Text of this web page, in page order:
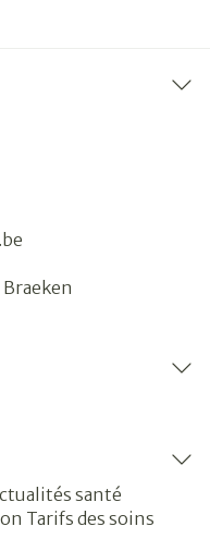
santé
Tarifs des soins